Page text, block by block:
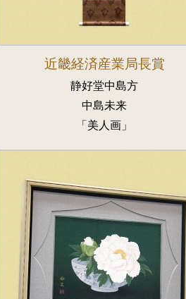
近畿経済産業局長賞
静好堂中島方
中島未来
「美人画」